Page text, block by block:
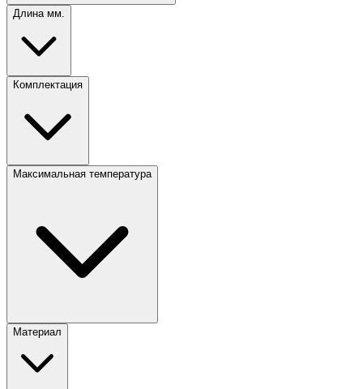
Длина мм.
Комплектация
Максимальная температура
Материал